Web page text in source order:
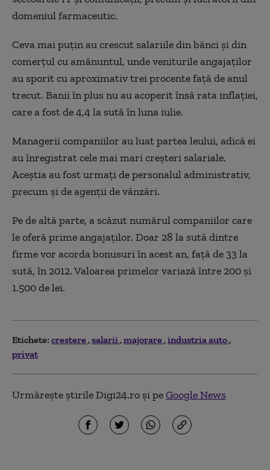
domeniul farmaceutic.
Ceva mai puţin au crescut salariile din bănci şi din
comerţul cu amănuntul, unde veniturile angajaţilor
au sporit cu aproximativ trei procente faţă de anul
trecut. Banii în plus nu au acoperit însă rata inflaţiei,
care a fost de 4,4 la sută în luna iulie.
Managerii companiilor au luat partea leului, adică ei
au înregistrat cele mai mari creşteri salariale.
Aceştia au fost urmaţi de personalul administrativ,
precum şi de agenţii de vânzări.
Pe de altă parte, a scăzut numărul companiilor care
le oferă prime angajaţilor. Doar 28 la sută dintre
firme vor acorda bonusuri în acest an, faţă de 33 la
sută, în 2012. Valoarea primelor variază între 200 şi
1.500 de lei.
Etichete: crestere salarii majorare industria auto
privat
Urmărește știrile Digi24.ro și peGoogle News